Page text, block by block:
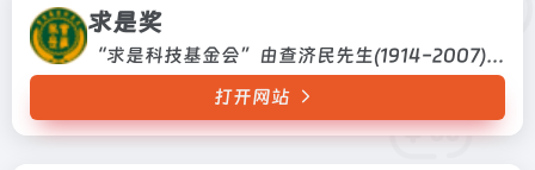
求是奖
“求是科技基金会”由查济民先生(1914-2007) 及家族于1994年在香港创立。“求是”之名﹐是查先生根据浙江大学前身“求是书院”而取的。基金会之主要目的是通过奖助在科技领域上有成就的中国学者，推动中国的科技研究工作。“求是科技基金会”由查济民先生(1914-2007) 及家族于1994年在香港创立。“求是”之名﹐是查先生根据浙江大学...
打开网站